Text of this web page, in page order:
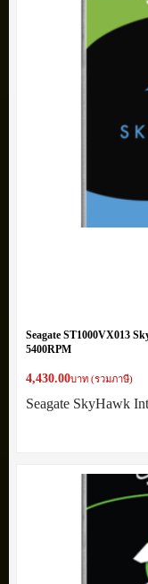
Seagate ST1000VX013
5400RPM
4,430.00บาท (รวมภาษี)
Seagate SkyHawk